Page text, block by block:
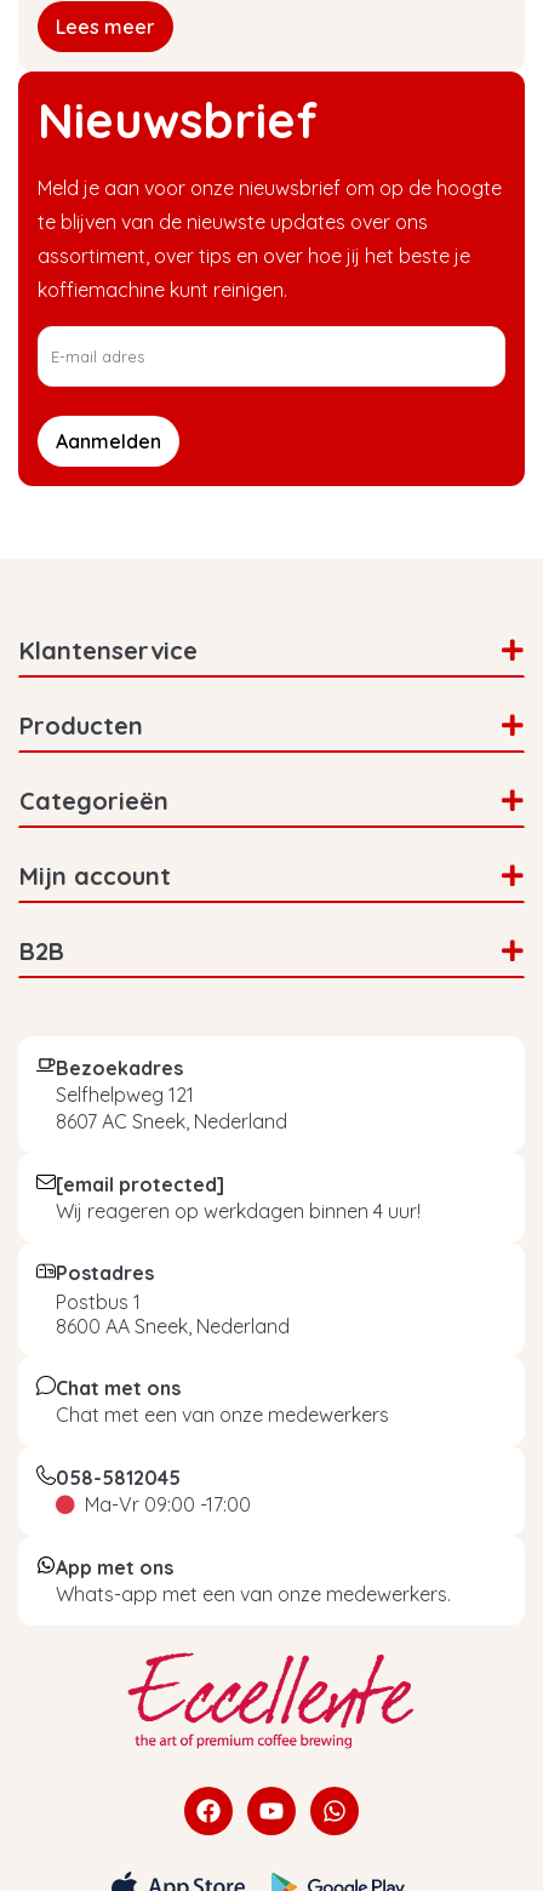
Nieuwsbrief
Meld je aan voor onze nieuwsbrief om op de hoogte
te blijven van de nieuwste updates over ons
assortiment, over tips en over hoe jij het beste je
koffiemachine kunt reinigen.
Aanmelden
Lees meer
Klantenservice
Producten
Categorieën
Mijn account
B2B
Bezoekadres
Selfhelpweg 121
8607 AC Sneek, Nederland
[email protected]
Wij reageren op werkdagen binnen 4 uur!
Postadres
Postbus 1
8600 AA Sneek, Nederland
Chat met ons
Chat met een van onze medewerkers
058-5812045
Ma-Vr 09:00 -17:00
App met ons
Whats-app met een van onze medewerkers.